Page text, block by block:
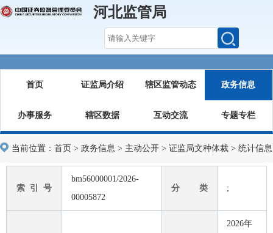
河北监管局
首页 证监局介绍 辖区监管动态 政务信息
办事服务 辖区数据 互动交流 专题专栏
当前位置： 首页 > 政务信息 > 主动公开 > 证监局文种体裁 > 统计信息
索 引 号
bm56000001/2026-
00005872
分 类 ;
2026年